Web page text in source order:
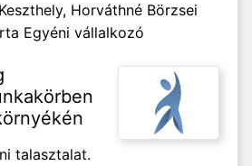
Keszthely, Horváthné Börzsei
Egyéni vállalkozó
talasztalat.